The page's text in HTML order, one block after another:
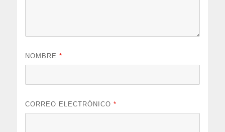
NOMBRE*
CORREO ELECTRÓNICO*